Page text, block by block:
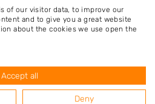
of our visitor data, to improve our
and to give you a great website
about the cookies we use open the
Accept all
Deny